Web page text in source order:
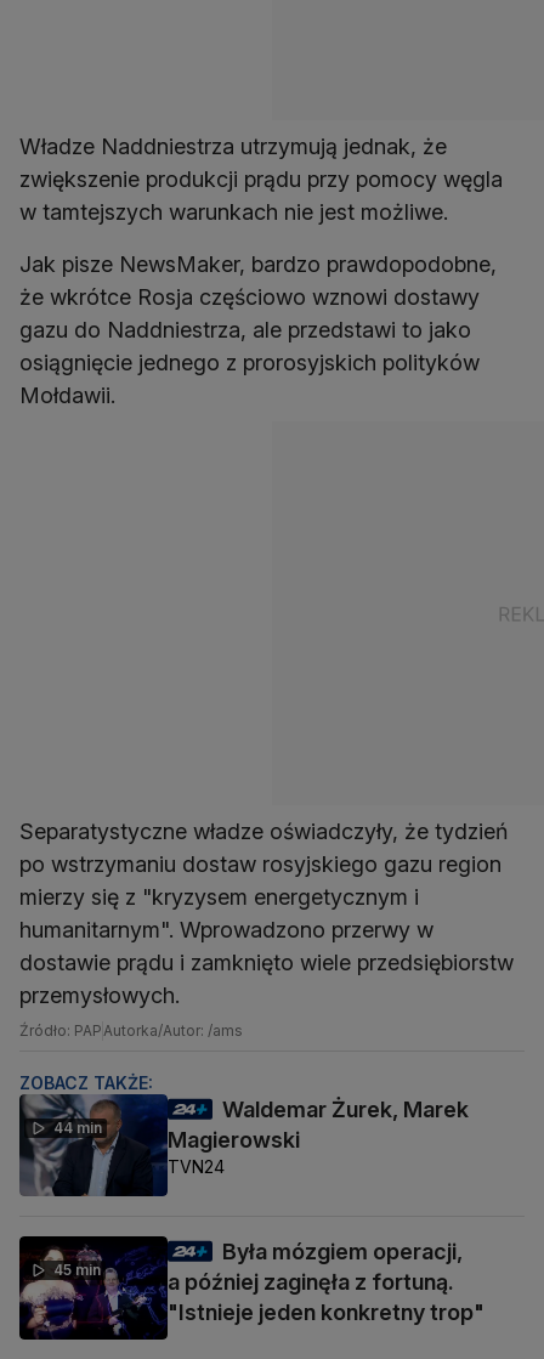
Władze Naddniestrza utrzymują jednak, że
zwiększenie produkcji prądu przy pomocy węgla
w tamtejszych warunkach nie jest możliwe.
Jak pisze NewsMaker, bardzo prawdopodobne,
że wkrótce Rosja częściowo wznowi dostawy
gazu do Naddniestrza, ale przedstawi to jako
osiągnięcie jednego z prorosyjskich polityków
Mołdawii.
Separatystyczne władze oświadczyły, że tydzień
po wstrzymaniu dostaw rosyjskiego gazu region
mierzy się z "kryzysem energetycznym i
humanitarnym". Wprowadzono przerwy w
dostawie prądu i zamknięto wiele przedsiębiorstw
przemysłowych.
Źródło: PAPAutorka/Autor: /ams
ZOBACZ TAKŻE:
44 min
Waldemar Żurek, Marek
Magierowski
TVN24
45 min
Była mózgiem operacji,
a później zaginęła z fortuną.
"Istnieje jeden konkretny trop"